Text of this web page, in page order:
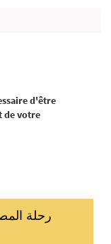
d'être
de votre